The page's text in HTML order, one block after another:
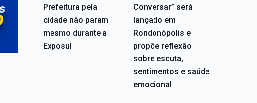
Prefeitura pela
cidade não param
mesmo durante a
Exposul
Conversar” será
lançado em
Rondonópolis e
propõe reflexão
sobre escuta,
sentimentos e saúde
emocional